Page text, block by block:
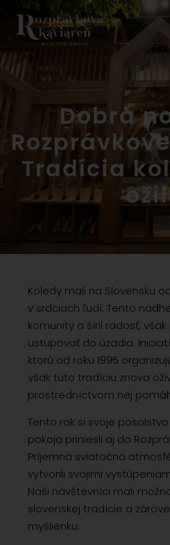
Dobrá
Tradícia
Koledy mali na Slovensku
v srdciach ľudí. Tento
komunity a šíril radosť,
ustupovať do úzadia.
ktorú od roku 1995
však túto tradíciu znova
prostredníctvom nej
Tento rok si svoje
pokoja priniesli aj do
Príjemná sviatočná
vytvorili svojimi
Naši návštevníci mali
slovenskej tradície a
myšlienku.